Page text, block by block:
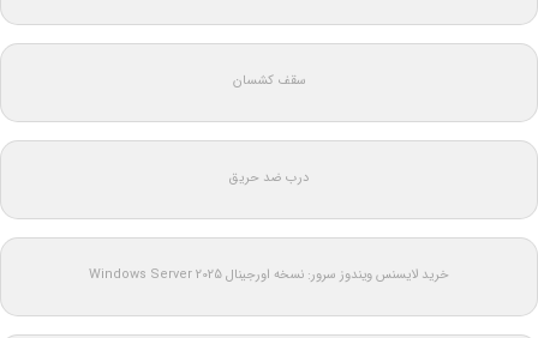
سقف کشسان
درب ضد حریق
خرید لایسنس ویندوز سرور: نسخه اورجینال Windows Server 2025